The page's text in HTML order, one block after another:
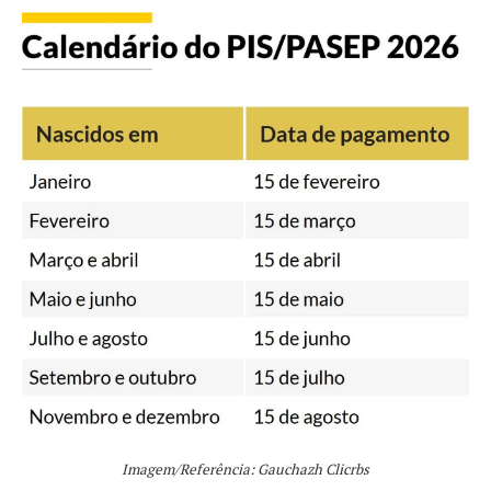
Imagem/Referência: Gauchazh Clicrbs